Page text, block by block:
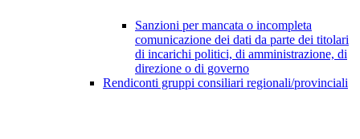
Sanzioni per mancata o incompleta
comunicazione dei dati da parte dei titolari
di incarichi politici, di amministrazione, di
direzione o di governo
Rendiconti gruppi consiliari regionali/provinciali